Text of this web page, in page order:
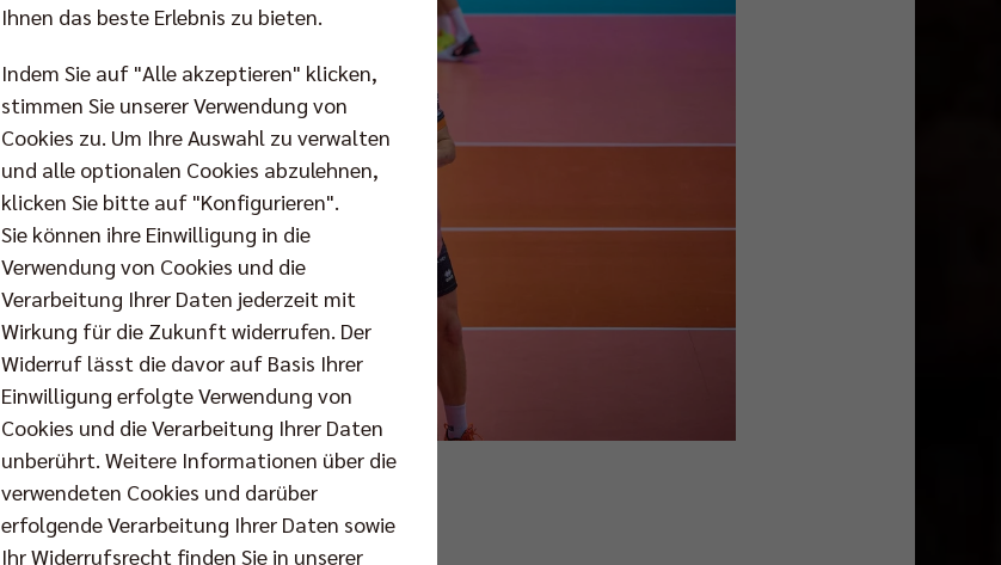
Ihnen das beste Erlebnis zu bieten.
Indem Sie auf "Alle akzeptieren" klicken,
stimmen Sie unserer Verwendung von
Cookies zu. Um Ihre Auswahl zu verwalten
und alle optionalen Cookies abzulehnen,
klicken Sie bitte auf "Konfigurieren".
Sie können ihre Einwilligung in die
Verwendung von Cookies und die
Verarbeitung Ihrer Daten jederzeit mit
Wirkung für die Zukunft widerrufen. Der
Widerruf lässt die davor auf Basis Ihrer
Einwilligung erfolgte Verwendung von
Cookies und die Verarbeitung Ihrer Daten
unberührt. Weitere Informationen über die
verwendeten Cookies und darüber
erfolgende Verarbeitung Ihrer Daten sowie
Ihr Widerrufsrecht finden Sie in unserer